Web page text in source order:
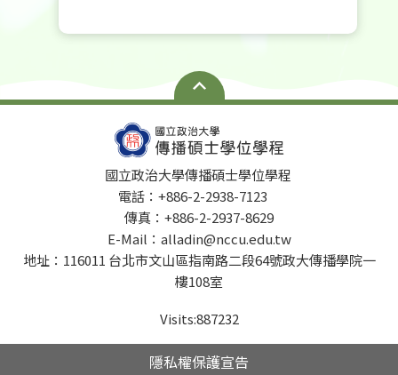
國立政治大學傳播碩士學位學程
電話：+886-2-2938-7123
傳真：+886-2-2937-8629
E-Mail：alladin@nccu.edu.tw
地址：116011 台北市文山區指南路二段64號政大傳播學院一
樓108室
Visits:887232
隱私權保護宣告